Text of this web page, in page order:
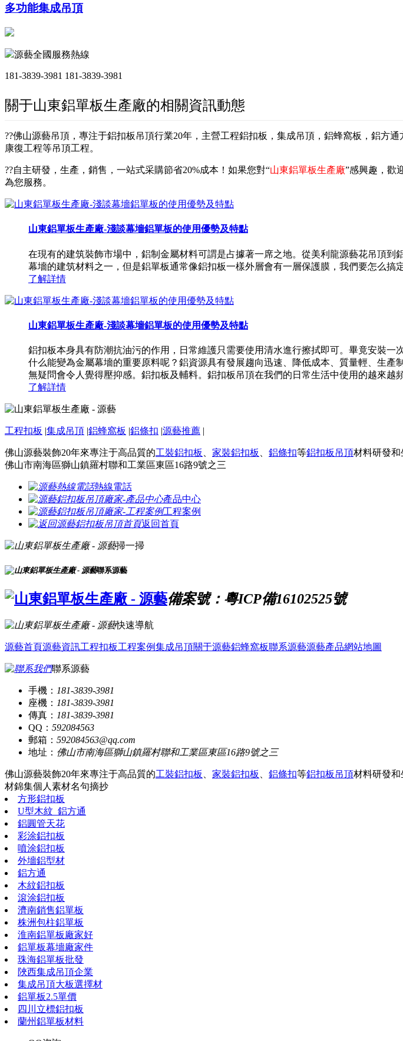
多功能集成吊頂
源藝全國服務熱線
181-3839-3981 181-3839-3981
關于山東鋁單板生產廠的相關資訊動態
??佛山源藝吊頂，專注于鋁扣板吊頂行業20年，主營工程鋁扣板，集成吊頂，鋁蜂窩板，鋁方
康復工程等吊頂工程。
??自主研發，生產，銷售，一站式采購節省20%成本！如果您對“山東鋁單板生產廠”感興趣，歡
為您服務。
山東鋁單板生產廠-淺談幕墻鋁單板的使用優勢及特點
在現有的建筑裝飾市場中，鋁制金屬材料可謂是占據著一席之地。從美利龍源藝花吊頂
幕墻的建筑材料之一，但是鋁單板通常像鋁扣板一樣外層會有一層保護膜，我們要怎么
了解詳情
山東鋁單板生產廠-淺談幕墻鋁單板的使用優勢及特點
鋁扣板本身具有防潮抗油污的作用，日常維護只需要使用清水進行擦拭即可。畢竟安裝
什么能變為金屬幕墻的重要原料呢？鋁資源具有發展趨向迅速、降低成本、質量輕、生
無疑問會令人覺得壓抑感。鋁扣板及輔料。鋁扣板吊頂在我們的日常生活中使用的越來越
了解詳情
工程扣板 |集成吊頂 |鋁蜂窩板 |鋁條扣 |源藝推薦 |
佛山源藝裝飾20年來專注于高品質的工裝鋁扣板 家裝鋁扣板 鋁條扣等鋁扣板吊頂材料研發和
佛山市南海區獅山鎮羅村聯和工業區東區16路9號之三
熱線電話
產品中心
工程案例
返回首頁
掃一掃
聯系源藝
備案號：粵ICP備16102525號
快速導航
源藝首頁源藝資訊工程扣板工程案例集成吊頂關于源藝鋁蜂窩板聯系源藝源藝產品網站地圖
聯系源藝
手機： 181-3839-3981
座機： 181-3839-3981
傳真： 181-3839-3981
QQ： 592084563
郵箱： 592084563@qq.com
地址： 佛山市南海區獅山鎮羅村聯和工業區東區16路9號之三
佛山源藝裝飾20年來專注于高品質的工裝鋁扣板 、 家裝鋁扣板 、 鋁條扣等鋁扣板吊頂材料研發和
材錦集個人素材名句摘抄
方形鋁扣板
U型木紋_鋁方通
鋁圓管天花
彩涂鋁扣板
噴涂鋁扣板
外墻鋁型材
鋁方通
木紋鋁扣板
滾涂鋁扣板
濟南銷售鋁單板
株洲包柱鋁單板
淮南鋁單板廠家好
鋁單板幕墻廠家件
珠海鋁單板批發
陜西集成吊頂企業
集成吊頂大板選擇材
鋁單板2.5單價
四川立標鋁扣板
蘭州鋁單板材料